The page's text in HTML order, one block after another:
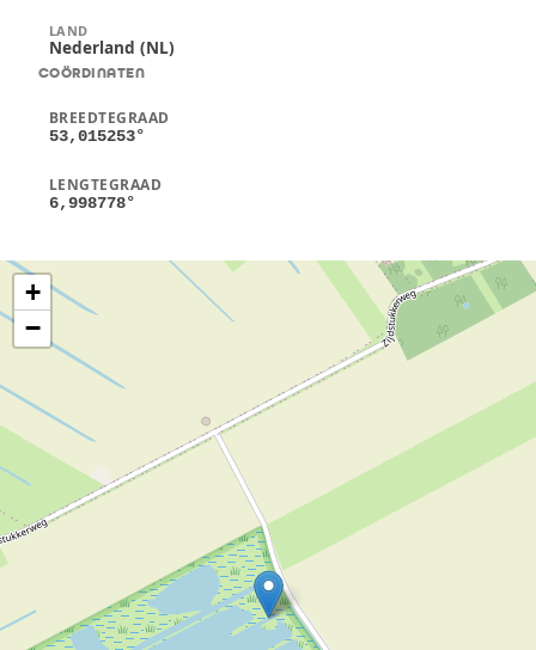
LAND
Nederland (NL)
COÖRDINATEN
BREEDTEGRAAD
53,015253°
LENGTEGRAAD
6,998778°
+
−